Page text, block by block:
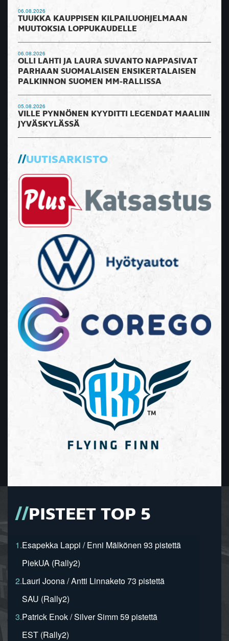
06.08.2026
TUUKKA KAUPPISEN KILPAILUOHJELMAAN
MUUTOKSIA LOPPUKAUDELLE
06.08.2026
OLLI LAHTI JA LAURA SUVANTO NAPPASIVAT
PARHAAN SUOMALAISEN ENSIKERTALAISEN
PALKINNON SUOMEN MM-RALLISSA
05.08.2026
VILLE PYNNÖNEN KYYDITTI LEGENDAT MAALIIN
JYVÄSKYLÄSSÄ
UUTISARKISTO
PISTEET TOP 5
1.Esapekka Lappi / Enni Mälkönen 93 pistettä
PiekUA (Rally2)
2.Lauri Joona / Antti Linnaketo 73 pistettä
SAU (Rally2)
3.Patrick Enok / Silver Simm 59 pistettä
EST (Rally2)